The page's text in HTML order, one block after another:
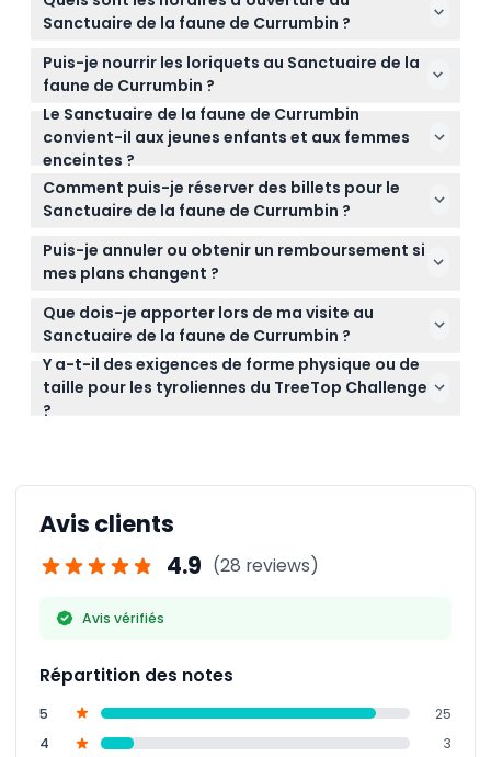
Sanctuaire de la faune de Currumbin ?
Le sanctuaire est ouvert tous les jours de 9h00 à
16h00 (sous réserve de modifications — veuillez
Puis-je nourrir les loriquets au Sanctuaire de la
faune de Currumbin ?
Oui ! Vous pouvez profiter de nourrir les colorés
loriquets arc-en-ciel lors des sessions
d'alimentation quotidiennes, qui ont lieu deux fois
par jour à 8h00 et 16h00 (sous réserve de
modifications — veuillez confirmer au moment de
Le Sanctuaire de la faune de Currumbin
convient-il aux jeunes enfants et aux femmes
enceintes ?
Le sanctuaire accueille les enfants âgés de 3 à 13
ans et les adultes de 14 à 99 ans, mais il n'est pas
ou à celles ayant subi une chirurgie récente ou
ayant des problèmes cardiaques.
Comment puis-je réserver des billets pour le
Sanctuaire de la faune de Currumbin ?
Vous pouvez facilement réserver vos billets en ligne
directement sur ce site web, garantissant un accès
instantané sans aucune difficulté.
Puis-je annuler ou obtenir un remboursement si
mes plans changent ?
Malheureusement, les billets ne sont pas
remboursables et ne peuvent être annulés en
conséquence.
Que dois-je apporter lors de ma visite au
Sanctuaire de la faune de Currumbin ?
Apportez des vêtements et des chaussures
confortables pour marcher, une protection solaire
comme des chapeaux et de la crème solaire, ainsi
Y a-t-il des exigences de forme physique ou de
taille pour les tyroliennes du TreeTop Challenge
?
de réserver.
Avis clients
4.9 (28 reviews)
Avis vérifiés
Répartition des notes
5
25
4
3